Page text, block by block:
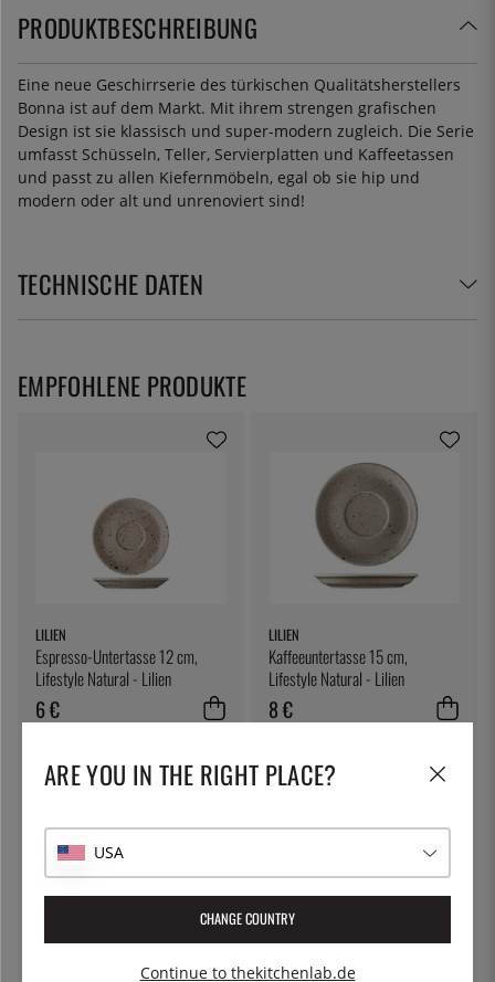
PRODUKTBESCHREIBUNG
Eine neue Geschirrserie des türkischen Qualitätsherstellers
Bonna ist auf dem Markt. Mit ihrem strengen grafischen
Design ist sie klassisch und super-modern zugleich. Die Serie
umfasst Schüsseln, Teller, Servierplatten und Kaffeetassen
und passt zu allen Kiefernmöbeln, egal ob sie hip und
modern oder alt und unrenoviert sind!
TECHNISCHE DATEN
LILIEN
Espresso-Untertasse 12 cm,
Lifestyle Natural - Lilien
6 €
LILIEN
Kaffeeuntertasse 15 cm,
Lifestyle Natural - Lilien
8 €
LILIEN
EMPFOHLENE PRODUKTE
ARE YOU IN THE RIGHT PLACE?
USA
CHANGE COUNTRY
Continue to thekitchenlab.de